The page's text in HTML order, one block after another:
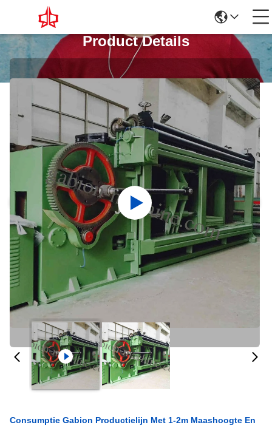
Product Details
Consumptie Gabion Productielijn Met 1-2m Maashoogte En